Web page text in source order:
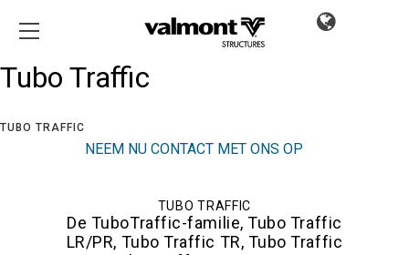
Tubo Traffic
TUBO TRAFFIC
NEEM NU CONTACT MET ONS OP
TUBO TRAFFIC
De TuboTraffic-familie, Tubo Traffic
LR/PR, Tubo Traffic TR, Tubo Traffic